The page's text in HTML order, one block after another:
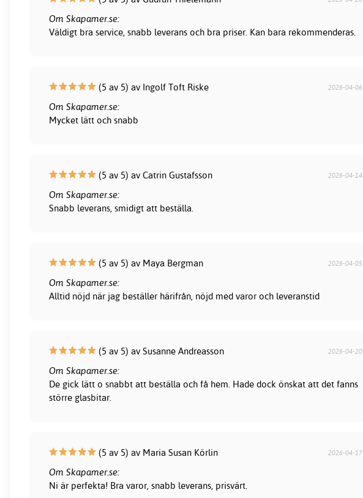
Om Skapamer.se:
Väldigt bra service, snabb leverans och bra priser. Kan bara rekommenderas.
(5 av 5) av Ingolf Toft Riske 2026-04-06
Om Skapamer.se:
Mycket lätt och snabb
(5 av 5) av Catrin Gustafsson 2026-04-14
Om Skapamer.se:
Snabb leverans, smidigt att beställa.
(5 av 5) av Maya Bergman 2026-04-05
Om Skapamer.se:
Alltid nöjd när jag beställer härifrån, nöjd med varor och leveranstid
(5 av 5) av Susanne Andreasson 2026-04-20
Om Skapamer.se:
De gick lätt o snabbt att beställa och få hem. Hade dock önskat att det fanns
större glasbitar.
(5 av 5) av Maria Susan Körlin 2026-04-17
Om Skapamer.se:
Ni är perfekta! Bra varor, snabb leverans, prisvärt.